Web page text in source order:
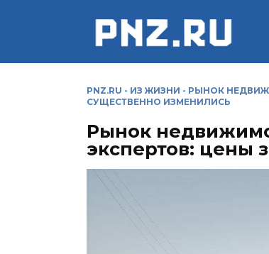
PNZ.RU - ИЗ ЖИЗНИ - РЫНОК
СУЩЕСТВЕННО ИЗМЕНИЛИСЬ
Рынок
экспертов: цены